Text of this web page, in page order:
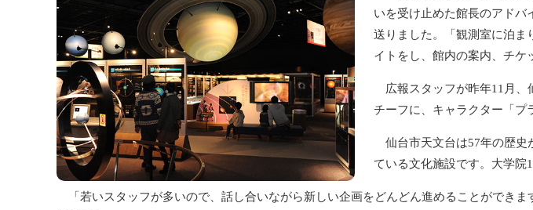
いを受け止めた館長のアドバ
送りました。「観測室に泊ま
イトをし、館内の案内、チケ
広報スタッフが昨年11月、
チーフに、キャラクター「プ
仙台市天文台は57年の歴史
ている文化施設です。大学院
「若いスタッフが多いので、話し合いながら新しい企画をどんどん進めることができ